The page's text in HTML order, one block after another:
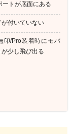
ートが底面にある
が付いていない
印/Pro装着時にモバ
が少し飛び出る